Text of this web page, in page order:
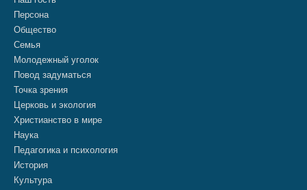
Персона
Общество
Семья
Молодежный уголок
Повод задуматься
Точка зрения
Церковь и экология
Христианство в мире
Наука
Педагогика и психология
История
Культура